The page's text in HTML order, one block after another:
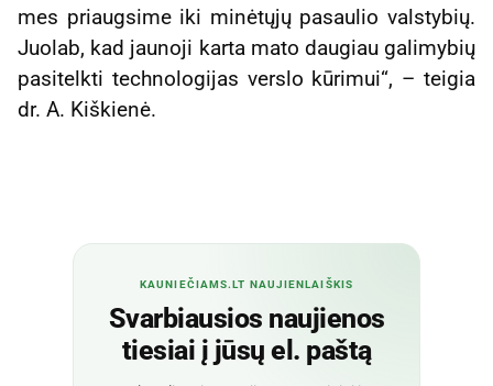
mes priaugsime iki minėtųjų pasaulio valstybių.
Juolab, kad jaunoji karta mato daugiau galimybių
pasitelkti technologijas verslo kūrimui“, – teigia
dr. A. Kiškienė.
KAUNIEČIAMS.LT NAUJIENLAIŠKIS
Svarbiausios naujienos
tiesiai į jūsų el. paštą